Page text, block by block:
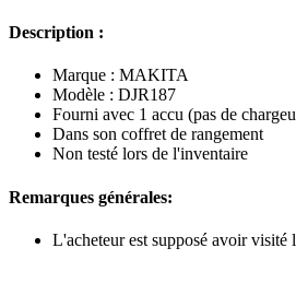
Description :
Marque : MAKITA
Modèle : DJR187
Fourni avec 1 accu (pas de
Dans son coffret de rangement
Non testé lors de l'inventaire
Remarques générales:
L'acheteur est supposé avoir visité